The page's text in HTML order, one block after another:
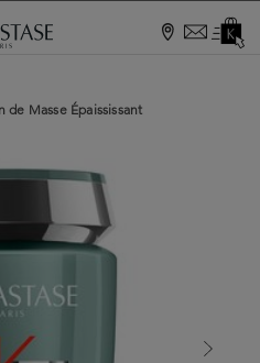
de Masse Épaississant